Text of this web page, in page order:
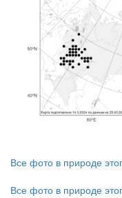
Все фото в природе
Все фото в природе